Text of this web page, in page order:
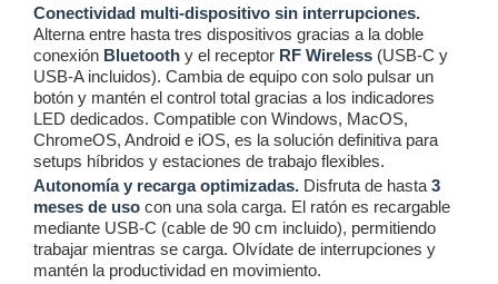
Conectividad multi-dispositivo sin interrupciones.
Alterna entre hasta tres dispositivos gracias a la doble
conexión Bluetooth y el receptor RF Wireless (USB-C y
USB-A incluidos). Cambia de equipo con solo pulsar un
botón y mantén el control total gracias a los indicadores
LED dedicados. Compatible con Windows, MacOS,
ChromeOS, Android e iOS, es la solución definitiva para
setups híbridos y estaciones de trabajo flexibles.
Autonomía y recarga optimizadas. Disfruta de hasta 3
meses de uso con una sola carga. El ratón es recargable
mediante USB-C (cable de 90 cm incluido), permitiendo
trabajar mientras se carga. Olvídate de interrupciones y
mantén la productividad en movimiento.